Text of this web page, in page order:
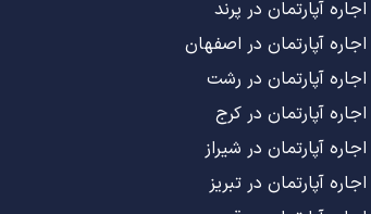
اجاره آپارتمان در پرند
اجاره آپارتمان در اصفهان
اجاره آپارتمان در رشت
اجاره آپارتمان در کرج
اجاره آپارتمان در شیراز
اجاره آپارتمان در تبریز